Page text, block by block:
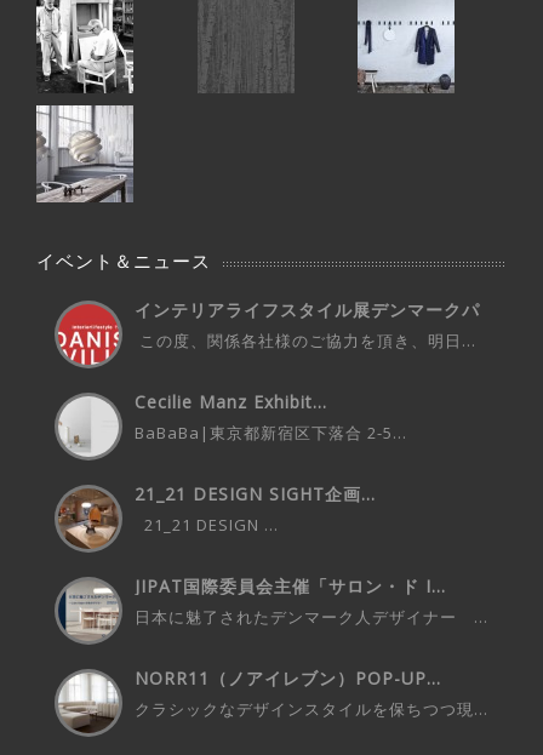
イベント＆ニュース
インテリアライフスタイル展デンマークパ
この度、関係各社様のご協力を頂き、明日...
Cecilie Manz Exhibit...
BaBaBa|東京都新宿区下落合 2-5...
21_21 DESIGN SIGHT企画...
21_21 DESIGN ...
JIPAT国際委員会主催「サロン・ド I...
日本に魅了されたデンマーク人デザイナー ...
NORR11（ノアイレブン）POP-UP...
クラシックなデザインスタイルを保ちつつ現...